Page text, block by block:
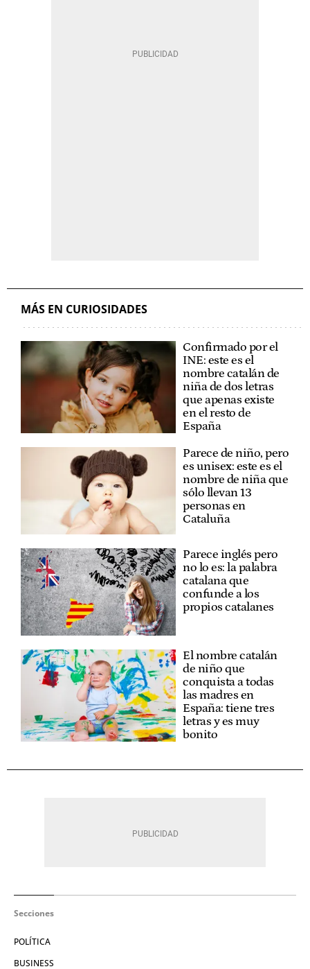
MÁS EN CURIOSIDADES
Confirmado por el
INE: este es el
nombre catalán de
niña de dos letras
que apenas existe
en el resto de
España
Parece de niño, pero
es unisex: este es el
nombre de niña que
sólo llevan 13
personas en
Cataluña
Parece inglés pero
no lo es: la palabra
catalana que
confunde a los
propios catalanes
El nombre catalán
de niño que
conquista a todas
las madres en
España: tiene tres
letras y es muy
bonito
Secciones
POLÍTICA
BUSINESS